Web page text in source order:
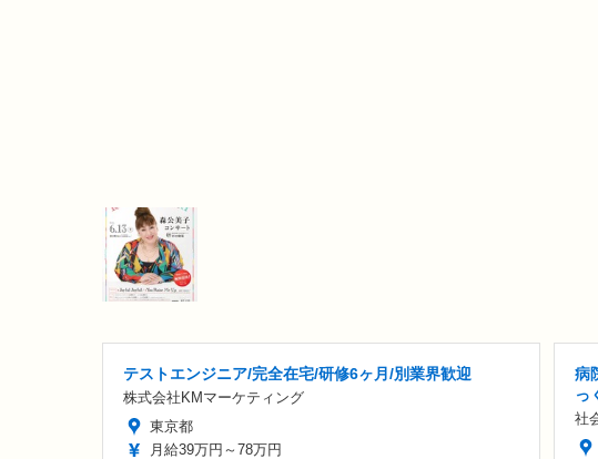
テストエンジニア/完全在宅/研修6ヶ月/別業界歓迎
株式会社KMマーケティング
東京都
月給39万円～78万円
病
っ
社